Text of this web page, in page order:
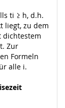
ti ≥ h, d.h.
liegt, zu dem
dichtestem
Zur
Formeln
alle i.